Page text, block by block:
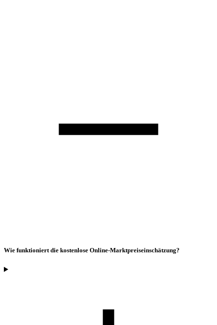
Wie funktioniert die kostenlose Online-Marktpreiseinschätzung?